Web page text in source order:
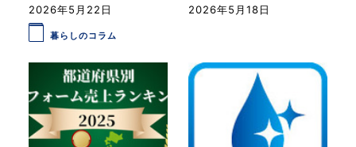
2026年5月22日
暮らしのコラム
2026年5月18日